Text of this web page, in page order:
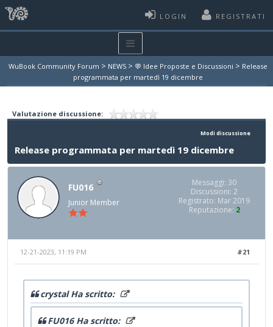
LOGIN REGISTRATI
WuBook Community Forum > NEWS > 💬 Idee Proposte e Discussioni > Release
programmata per martedì 19 dicembre
Valutazione discussione:
Modi discussione
Release programmata per martedì 19 dicembre
FU016
Junior Member
Messaggi: 30
Discussioni: 2
Registrato: Mar 2019
Reputazione: 2
#21
12-21-2023, 11:19 PM
crystal Ha scritto:
FU016 Ha scritto: